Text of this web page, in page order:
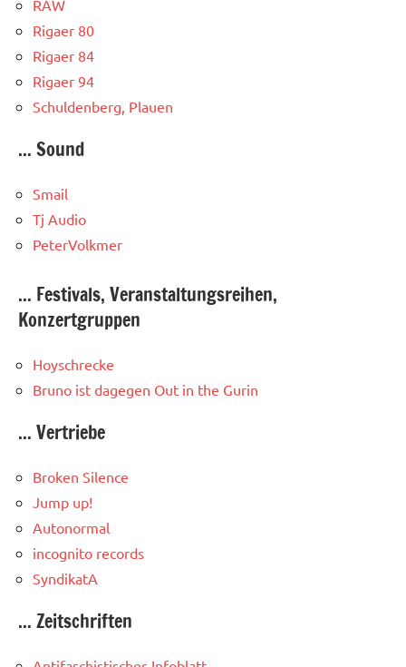
RAW
Rigaer 80
Rigaer 84
Rigaer 94
Schuldenberg, Plauen
... Sound
Smail
Tj Audio
PeterVolkmer
... Festivals, Veranstaltungsreihen,
Konzertgruppen
Hoyschrecke
Bruno ist dagegen Out in the Gurin
... Vertriebe
Broken Silence
Jump up!
Autonormal
incognito records
SyndikatA
... Zeitschriften